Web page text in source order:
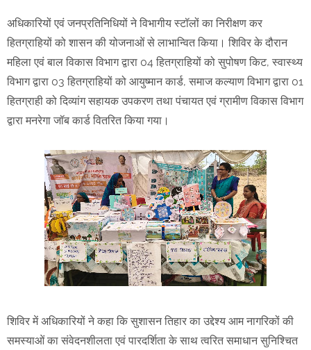
अधिकारियों एवं जनप्रतिनिधियों ने विभागीय स्टॉलों का निरीक्षण कर
हितग्राहियों को शासन की योजनाओं से लाभान्वित किया। शिविर के दौरान
महिला एवं बाल विकास विभाग द्वारा 04 हितग्राहियों को सुपोषण किट, स्वास्थ्य
विभाग द्वारा 03 हितग्राहियों को आयुष्मान कार्ड, समाज कल्याण विभाग द्वारा 01
हितग्राही को दिव्यांग सहायक उपकरण तथा पंचायत एवं ग्रामीण विकास विभाग
द्वारा मनरेगा जॉब कार्ड वितरित किया गया।
शिविर में अधिकारियों ने कहा कि सुशासन तिहार का उद्देश्य आम नागरिकों की
समस्याओं का संवेदनशीलता एवं पारदर्शिता के साथ त्वरित समाधान सुनिश्चित